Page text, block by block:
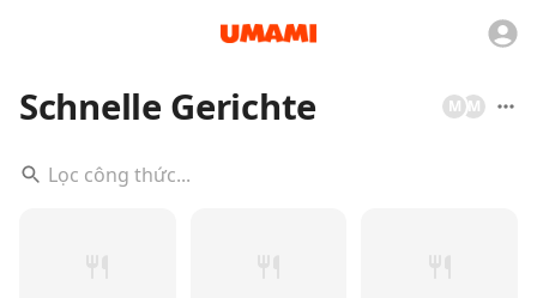
Schnelle Gerichte M
M